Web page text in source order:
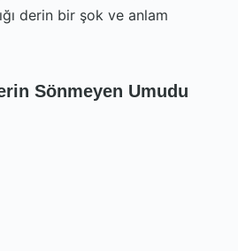
derin bir şok ve anlam
Sönmeyen Umudu